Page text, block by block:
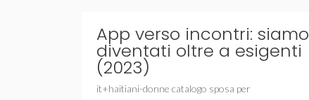
App verso incontri: siamo
diventati oltre a esigenti
(2023)
it+haitiani-donne catalogo sposa per